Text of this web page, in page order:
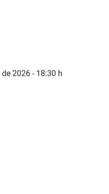
2026 - 18:30 h